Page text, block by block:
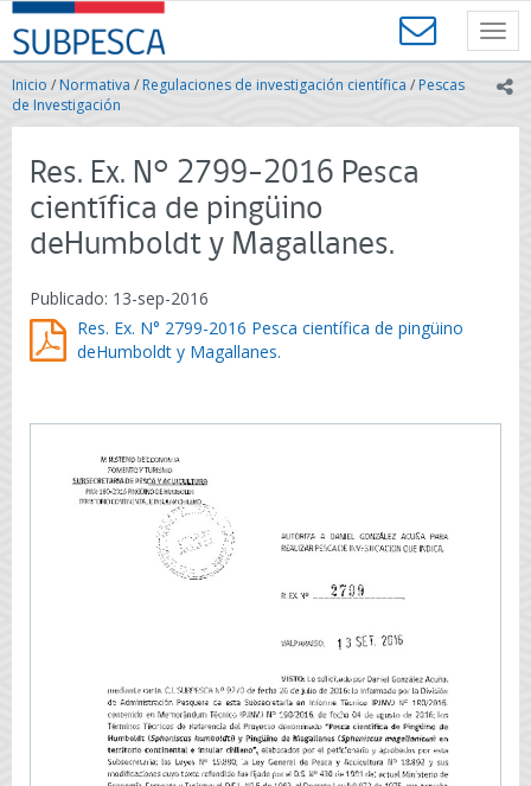
Contenido
principal
SUBPESCA
-
Subsecretaría
de
Pesca
Acuicultura
Gobierno
de
Inicio /Normativa / Regulaciones de investigación científica /Pescas
de Investigación
Res. Ex. N° 2799-2016 Pesca
científica de pingüino
deHumboldt y Magallanes.
Publicado: 13-sep-2016
Res. Ex. N° 2799-2016 Pesca científica de pingüino
deHumboldt y Magallanes.